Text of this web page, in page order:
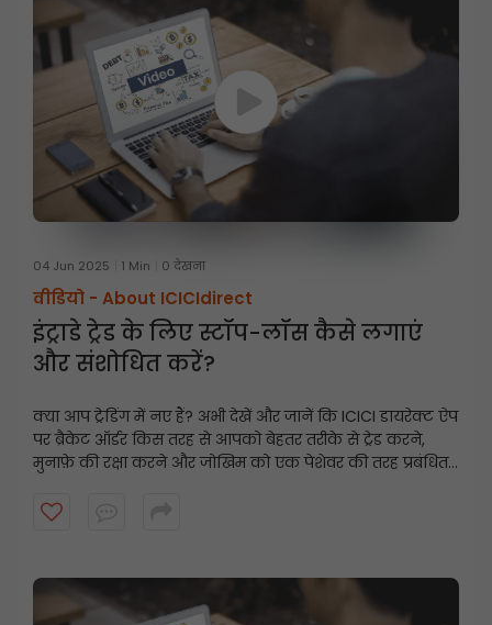
04 Jun 2025 1 Min 0 देखना
वीडियो - About ICICIdirect
इंट्राडे ट्रेड के लिए स्टॉप-लॉस कैसे लगाएं
और संशोधित करें?
क्या आप ट्रेडिंग में नए हैं? अभी देखें और जानें कि ICICI डायरेक्ट ऐप
पर ब्रैकेट ऑर्डर किस तरह से आपको बेहतर तरीके से ट्रेड करने,
मुनाफ़े की रक्षा करने और जोखिम को एक पेशेवर की तरह प्रबंधित